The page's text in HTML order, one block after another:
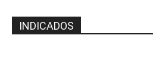
INDICADOS